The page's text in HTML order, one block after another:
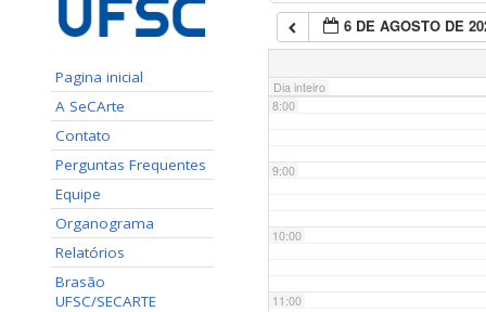
Pagina inicial
A SeCArte
Contato
Perguntas Frequentes
Equipe
Organograma
Relatórios
Brasão
UFSC/SECARTE
6 DE AGOSTO DE
Dia inteiro
7:00
8:00
9:00
10:00
11:00